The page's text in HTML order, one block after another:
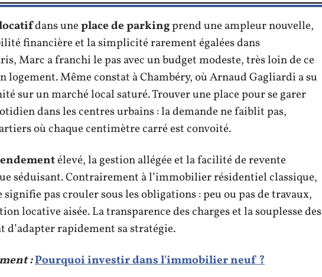
dans uneplace de parkingprend une ampleur nouvelle,
financière et la simplicité rarement égalées dans
Marc a franchi le pas avec un budget modeste, très loin de ce
logement. Même constat à Chambéry, où Arnaud Gagliardi a su
sur un marché local saturé. Trouver une place pour se garer
dans les centres urbains : la demande ne faiblit pas,
où chaque centimètre carré est convoité.
élevé, la gestion allégée et la facilité de revente
séduisant. Contrairement à l’immobilier résidentiel classique,
pas crouler sous les obligations : peu ou pas de travaux,
locative aisée. La transparence des charges et la souplesse des
rapidement sa stratégie.
:Pourquoi investir dans l'immobilier neuf ?